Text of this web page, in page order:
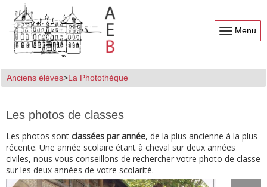
Menu
Anciens élèves La Photothèque
Les photos de classes
Les photos sont classées par année, de la plus ancienne à la plus
récente. Une année scolaire étant à cheval sur deux années
civiles, nous vous conseillons de rechercher votre photo de classe
sur les deux années de votre scolarité.